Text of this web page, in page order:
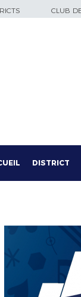
CLUB
DISTRICT